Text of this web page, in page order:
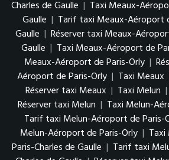
Charles de Gaulle | Taxi Meaux-
Gaulle | Tarif taxi Meaux-Aéroport
Gaulle | Réserver taxi Meaux-
Gaulle | Taxi Meaux-Aéroport de
Meaux-Aéroport de Paris-Orly |
Aéroport de Paris-Orly | Taxi Meaux
Réserver taxi Meaux | Taxi Melun |
Réserver taxi Melun | Taxi Melun-
Tarif taxi Melun-Aéroport de Paris-
Melun-Aéroport de Paris-Orly |
Paris-Charles de Gaulle | Tarif taxi